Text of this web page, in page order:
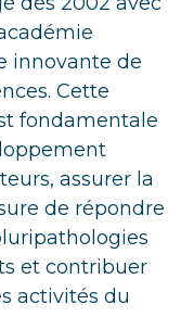
innovante de
Cette
fondamentale
assurer la
de répondre
et contribuer
activités du